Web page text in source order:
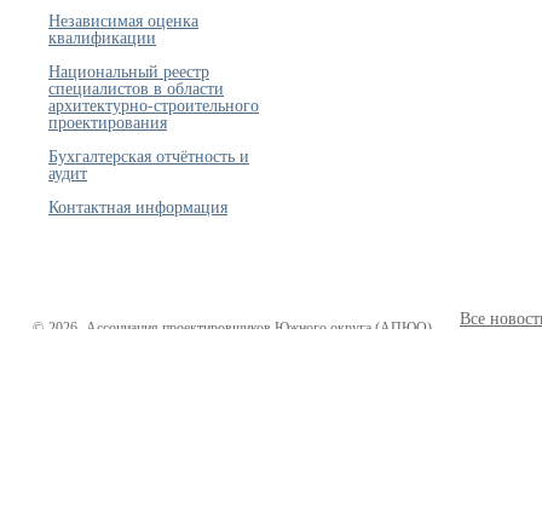
Независимая оценка
квалификации
Национальный реестр
специалистов в области
архитектурно-строительного
проектирования
Бухгалтерская отчётность и
аудит
Контактная информация
Все
© 2026 Ассоциация проектировщиков Южного округа (АПЮО)